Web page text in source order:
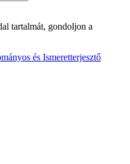
tartalmát, gondoljon a
és Ismeretterjesztő